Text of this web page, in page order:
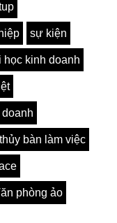
sự kiện
học kinh doanh
bàn làm việc
phòng ảo